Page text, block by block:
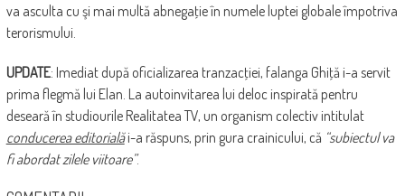
va asculta cu şi mai multă abnegaţie în numele luptei globale împotriva
terorismului.
UPDATE: Imediat după oficializarea tranzacţiei, falanga Ghiţă i-a servit
prima flegmă lui Elan. La autoinvitarea lui deloc inspirată pentru
deseară în studiourile Realitatea TV, un organism colectiv intitulat
conducerea editorialăi-a răspuns, prin gura crainicului, că “subiectul va
fi abordat zilele viitoare”.